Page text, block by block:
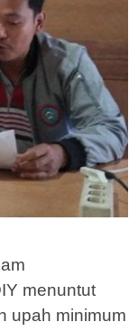
menuntut
upah minimum